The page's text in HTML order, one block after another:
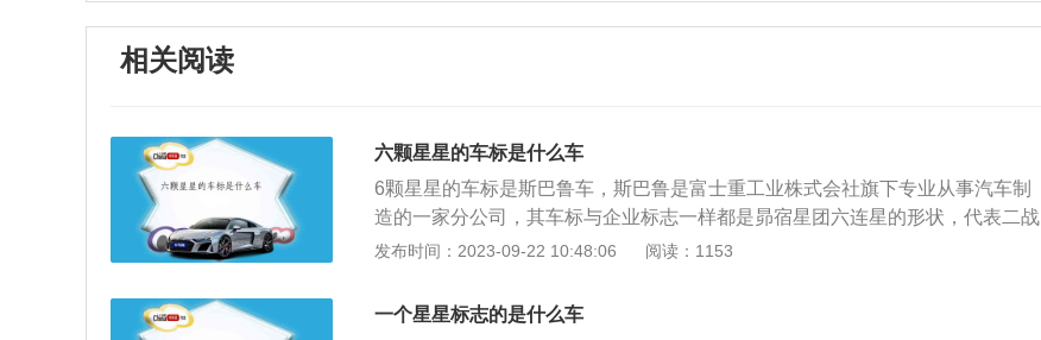
相关阅读
六颗星星的车标是什么车
6颗星星的车标是斯巴鲁车，斯巴鲁是富士重工业株式会社旗下专业从事汽车制
造的一家分公司，其车标与企业标志一样都是昴宿星团六连星的形状，代表二战
之后五个独立的公司组成如今的斯巴鲁。斯巴鲁成立于1953年，最初主要生产汽
商。以斯巴鲁BRZ2020款2.0L手动type-RS版为例：这一款车的长宽高分别是42
40mm，1775mm，1320mm，轴距为2570mm。BRZ使用的是2.0升自然吸气发
发布时间：2023-09-22 10:48:06 阅读：1153
一个星星标志的是什么车